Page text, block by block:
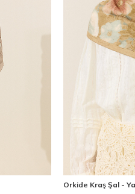
Orkide Kraş Şal -